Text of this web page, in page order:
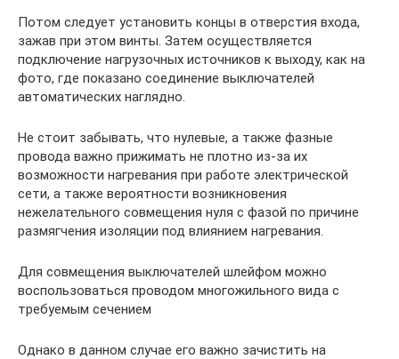
Потом следует установить концы в отверстия входа,
зажав при этом винты. Затем осуществляется
подключение нагрузочных источников к выходу, как на
фото, где показано соединение выключателей
автоматических наглядно.
Не стоит забывать, что нулевые, а также фазные
провода важно прижимать не плотно из-за их
возможности нагревания при работе электрической
сети, а также вероятности возникновения
нежелательного совмещения нуля с фазой по причине
размягчения изоляции под влиянием нагревания.
Для совмещения выключателей шлейфом можно
воспользоваться проводом многожильного вида с
требуемым сечением
Однако в данном случае его важно зачистить на